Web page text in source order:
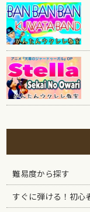
難易度から探す
すぐに弾ける！初心